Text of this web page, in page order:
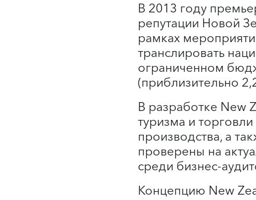
В 2013 году
репутации Новой
рамках
транслировать
ограниченном
(приблизительно
В разработке New
туризма и
производства, а
проверены на
среди бизнес-
Концепцию New